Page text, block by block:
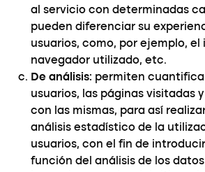
al servicio con determinadas
pueden diferenciar su
usuarios, como, por ejemplo, el
navegador utilizado, etc.
De análisis: permiten
usuarios, las páginas visitadas
con las mismas, para así
análisis estadístico de la
usuarios, con el fin de
función del análisis de los